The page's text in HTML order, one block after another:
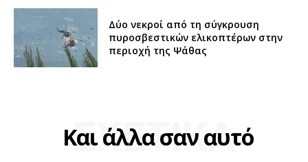
Δύο νεκροί από τη σύγκρουση
πυροσβεστικών ελικοπτέρων στην
περιοχή της Ψάθας
Και άλλα σαν αυτό
ΣΧΕΤΙΚΑ